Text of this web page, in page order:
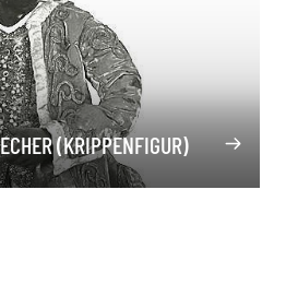
(KRIPPENFIGUR)